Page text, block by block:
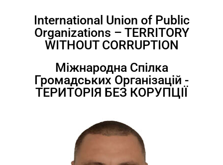
International Union of Public
Organizations – TERRITORY
WITHOUT CORRUPTION
Міжнародна Спілка
Громадських Організацій -
ТЕРИТОРІЯ БЕЗ КОРУПЦІЇ